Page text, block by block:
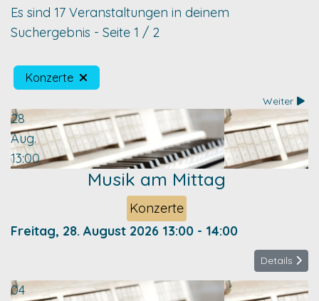
Es sind 17 Veranstaltungen in deinem
Suchergebnis - Seite 1 / 2
Konzerte
Weiter
28
Aug.
13:00
Musik am Mittag
Konzerte
Freitag, 28. August 2026 13:00 - 14:00
Details
04